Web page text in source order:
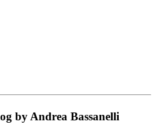
by Andrea Bassanelli